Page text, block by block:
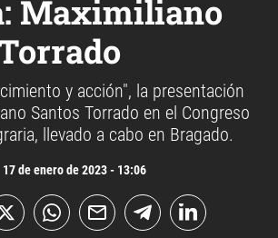
Maximiliano
y acción", la presentación
Santos Torrado en el Congreso
llevado a cabo en Bragado.
17 de enero de 2023 - 13:06